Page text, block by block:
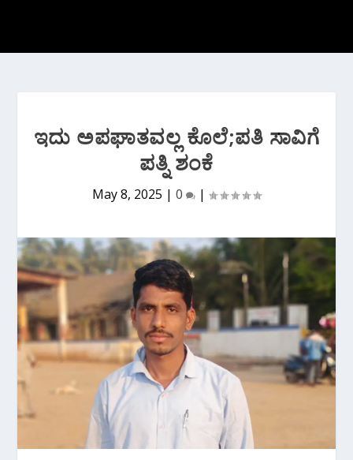
ಇದು ಅಪಘಾತವಲ್ಲ ಕೊಲೆ;ಪತಿ ಸಾವಿಗೆ
ಪತ್ನಿ ಶಂಕೆ
May 8, 2025 | 0 |